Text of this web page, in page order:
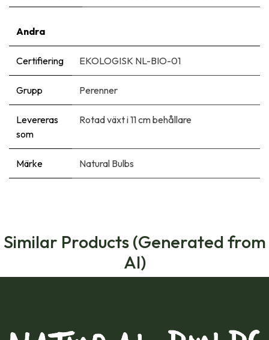
Andra
Certifiering EKOLOGISK NL-BIO-01
Grupp Perenner
Levereras
som
Rotad växt i 11 cm behållare
Märke Natural Bulbs
Similar Products (Generated from
AI)